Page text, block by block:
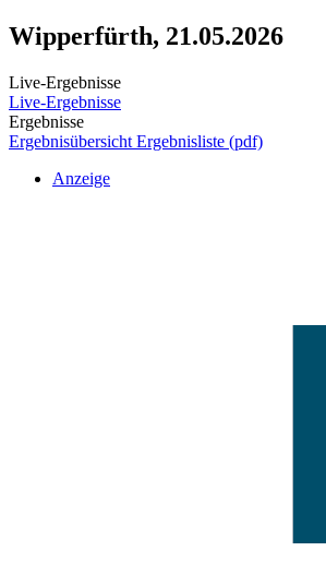
Wipperfürth, 21.05.2026
Live-Ergebnisse
Live-Ergebnisse
Ergebnisse
Ergebnisübersicht Ergebnisliste (pdf)
Anzeige